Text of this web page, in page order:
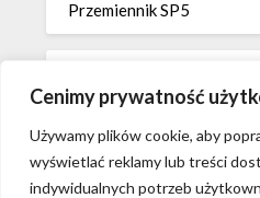
Cenimy prywatność
Używamy plików cookie, aby
wyświetlać reklamy lub treści
indywidualnych potrzeb
Przemiennik SP5
Przemiennik SP8